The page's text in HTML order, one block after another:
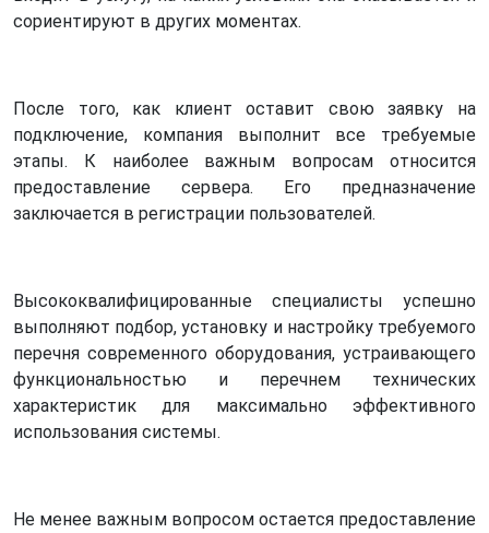
сориентируют в других моментах.
После того, как клиент оставит свою заявку на
подключение, компания выполнит все требуемые
этапы. К наиболее важным вопросам относится
предоставление сервера. Его предназначение
заключается в регистрации пользователей.
Высококвалифицированные специалисты успешно
выполняют подбор, установку и настройку требуемого
перечня современного оборудования, устраивающего
функциональностью и перечнем технических
характеристик для максимально эффективного
использования системы.
Не менее важным вопросом остается предоставление